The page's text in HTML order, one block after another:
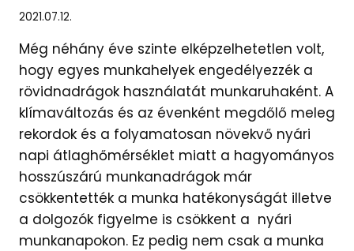
2021.07.12.
Még néhány éve szinte elképzelhetetlen volt,
hogy egyes munkahelyek engedélyezzék a
rövidnadrágok használatát munkaruhaként. A
klímaváltozás és az évenként megdőlő meleg
rekordok és a folyamatosan növekvő nyári
napi átlaghőmérséklet miatt a hagyományos
hosszúszárú munkanadrágok már
csökkentették a munka hatékonyságát illetve
a dolgozók figyelme is csökkent a nyári
munkanapokon. Ez pedig nem csak a munka